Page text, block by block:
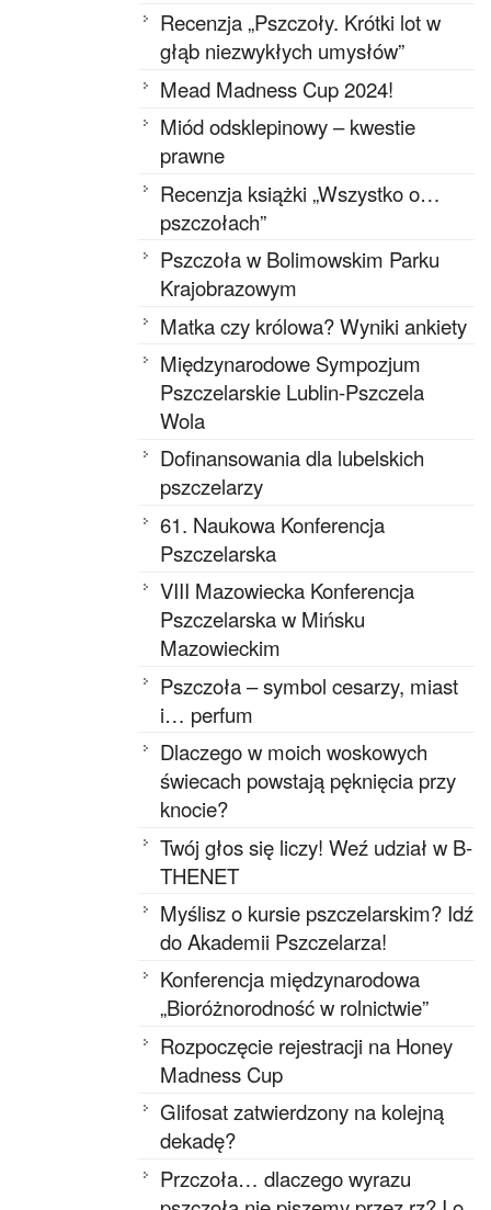
Recenzja „Pszczoły. Krótki lot w
głąb niezwykłych umysłów”
Mead Madness Cup 2024!
Miód odsklepinowy – kwestie
prawne
Recenzja książki „Wszystko o…
pszczołach”
Pszczoła w Bolimowskim Parku
Krajobrazowym
Matka czy królowa? Wyniki ankiety
Międzynarodowe Sympozjum
Pszczelarskie Lublin-Pszczela
Wola
Dofinansowania dla lubelskich
pszczelarzy
61. Naukowa Konferencja
Pszczelarska
VIII Mazowiecka Konferencja
Pszczelarska w Mińsku
Mazowieckim
Pszczoła – symbol cesarzy, miast
i… perfum
Dlaczego w moich woskowych
świecach powstają pęknięcia przy
knocie?
Twój głos się liczy! Weź udział w B-
THENET
Myślisz o kursie pszczelarskim? Idź
do Akademii Pszczelarza!
Konferencja międzynarodowa
„Bioróżnorodność w rolnictwie”
Rozpoczęcie rejestracji na Honey
Madness Cup
Glifosat zatwierdzony na kolejną
dekadę?
Przczoła… dlaczego wyrazu